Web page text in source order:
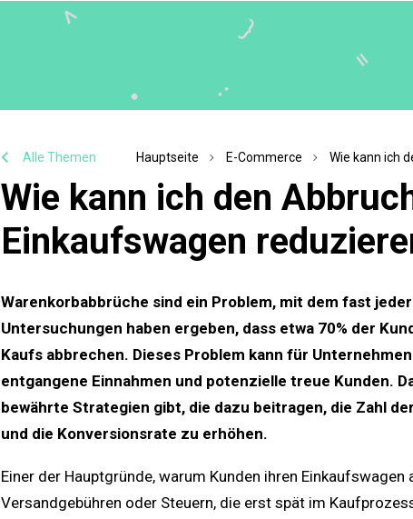
Alle Themen Hauptseite E-Commerce Wie kann ich
Wie kann ich den
Einkaufswagen
Warenkorbabbrüche sind ein Problem, mit dem fast
Untersuchungen haben ergeben, dass etwa 70% der
Kaufs abbrechen. Dieses Problem kann für
entgangene Einnahmen und potenzielle treue Kunden.
bewährte Strategien gibt, die dazu beitragen, die Zahl
und die Konversionsrate zu erhöhen.
Einer der Hauptgründe, warum Kunden ihren
Versandgebühren oder Steuern, die erst spät im